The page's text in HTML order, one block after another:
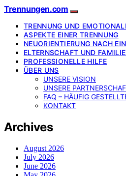
Trennungen.com
TRENNUNG UND
ASPEKTE EINER TRENNUNG
NEUORIENTIERUNG NACH
ELTERNSCHAFT UND
PROFESSIONELLE HILFE
ÜBER UNS
UNSERE VISION
UNSERE
FAQ – HÄUFIG
KONTAKT
Archives
August 2026
July 2026
June 2026